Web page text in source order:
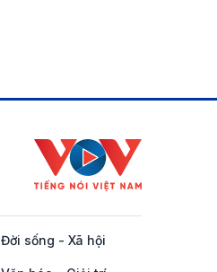
Đời sống - Xã hội